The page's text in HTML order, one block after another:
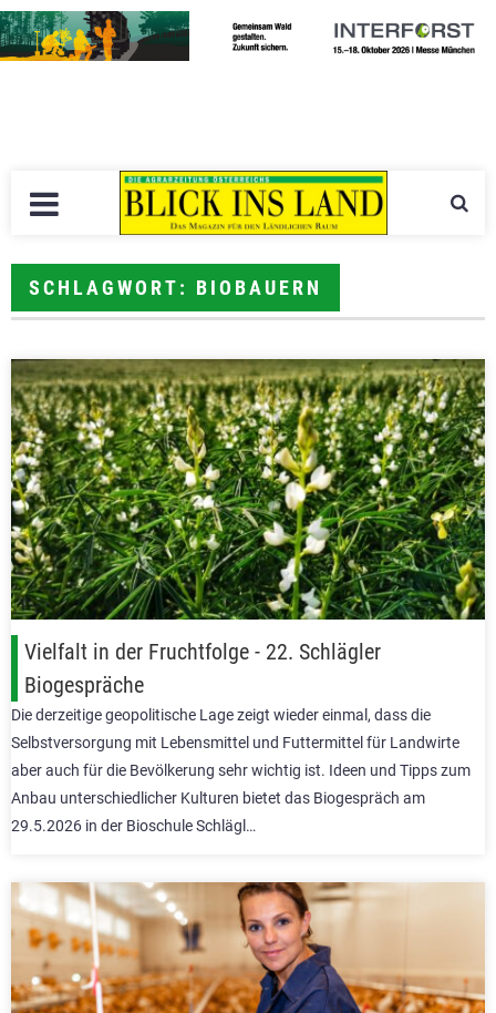
SCHLAGWORT: BIOBAUERN
Vielfalt in der Fruchtfolge - 22. Schlägler
Biogespräche
Die derzeitige geopolitische Lage zeigt wieder einmal, dass die
Selbstversorgung mit Lebensmittel und Futtermittel für Landwirte
aber auch für die Bevölkerung sehr wichtig ist. Ideen und Tipps zum
Anbau unterschiedlicher Kulturen bietet das Biogespräch am
29.5.2026 in der Bioschule Schlägl…